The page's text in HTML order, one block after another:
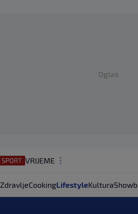
Oglas
VRIJEME
REGIJA
ZdravljeCookingLifestyleKultura